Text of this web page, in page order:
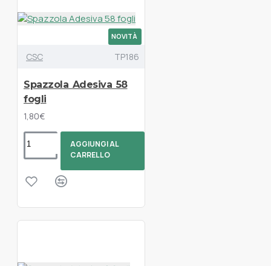
NOVITÀ
CSC TP186
Spazzola Adesiva 58
fogli
1,80€
AGGIUNGI AL
CARRELLO